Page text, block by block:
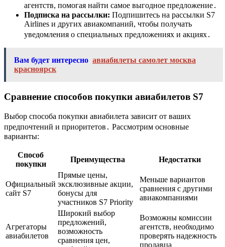
агентств, помогая найти самое выгодное предложение․
Подписка на рассылки: Подпишитесь на рассылки S7
Airlines и других авиакомпаний, чтобы получать
уведомления о специальных предложениях и акциях․
Вам будет интересно авиабилеты самолет москва
красноярск
Сравнение способов покупки авиабилетов S7
Выбор способа покупки авиабилета зависит от ваших
предпочтений и приоритетов․ Рассмотрим основные
варианты:
Способ
покупки
Преимущества Недостатки
Официальный
сайт S7
Прямые цены,
эксклюзивные акции,
бонусы для
участников S7 Priority
Меньше вариантов
сравнения с другими
авиакомпаниями
Агрегаторы
авиабилетов
Широкий выбор
предложений,
возможность
сравнения цен,
Возможны комиссии
агентств, необходимо
проверять надежность
продавца